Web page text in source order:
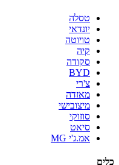
טסלה
יונדאי
טויוטה
קיה
סקודה
BYD
צ'רי
מאזדה
מיצובישי
סוזוקי
סיאט
אמ.ג'י MG
כלים